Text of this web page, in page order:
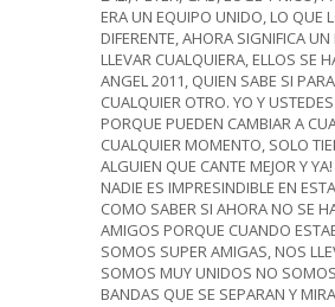
ERA UN EQUIPO UNIDO, LO QUE
DIFERENTE, AHORA SIGNIFICA
LLEVAR CUALQUIERA, ELLOS SE
ANGEL 2011, QUIEN SABE SI
CUALQUIER OTRO. YO Y
PORQUE PUEDEN CAMBIAR A
CUALQUIER MOMENTO, SOLO
ALGUIEN QUE CANTE MEJOR Y
NADIE ES IMPRESINDIBLE EN
COMO SABER SI AHORA NO SE
AMIGOS PORQUE CUANDO
SOMOS SUPER AMIGAS, NOS
SOMOS MUY UNIDOS NO
BANDAS QUE SE SEPARAN Y